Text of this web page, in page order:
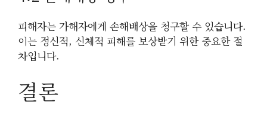
피해자는 가해자에게 손해배상을 청구할 수 있습니다.
이는 정신적, 신체적 피해를 보상받기 위한 중요한 절
차입니다.
결론